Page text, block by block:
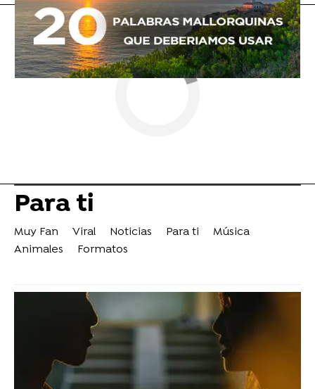
Para ti
Muy Fan Viral Noticias Para ti
Música
Animales
Formatos